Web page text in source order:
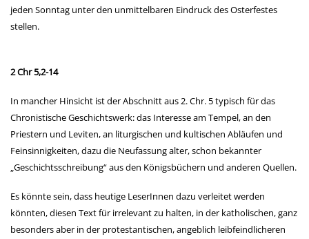
jeden Sonntag unter den unmittelbaren Eindruck des Osterfestes
stellen.
2 Chr 5,2-14
In mancher Hinsicht ist der Abschnitt aus 2. Chr. 5 typisch für das
Chronistische Geschichtswerk: das Interesse am Tempel, an den
Priestern und Leviten, an liturgischen und kultischen Abläufen und
Feinsinnigkeiten, dazu die Neufassung alter, schon bekannter
„Geschichtsschreibung“ aus den Königsbüchern und anderen Quellen.
Es könnte sein, dass heutige LeserInnen dazu verleitet werden
könnten, diesen Text für irrelevant zu halten, in der katholischen, ganz
besonders aber in der protestantischen, angeblich leibfeindlicheren